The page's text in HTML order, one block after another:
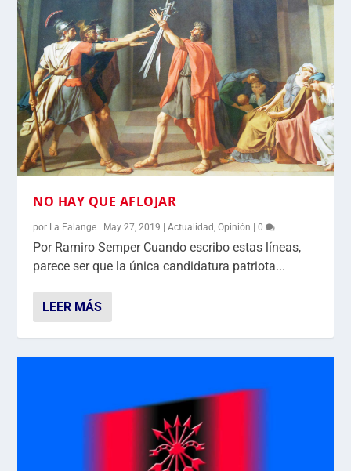
NO HAY QUE AFLOJAR
por La Falange | May 27, 2019 |Actualidad ,Opinión |0
Por Ramiro Semper Cuando escribo estas líneas,
parece ser que la única candidatura patriota...
LEER MÁS